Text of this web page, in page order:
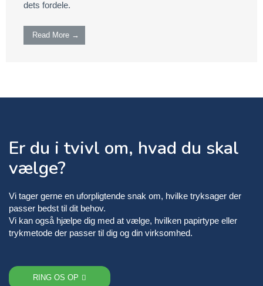
dets fordele.
Read More →
Er du i tvivl om, hvad du skal
vælge?
Vi tager gerne en uforpligtende snak om, hvilke tryksager der
passer bedst til dit behov.
Vi kan også hjælpe dig med at vælge, hvilken papirtype eller
trykmetode der passer til dig og din virksomhed.
RING OS OP